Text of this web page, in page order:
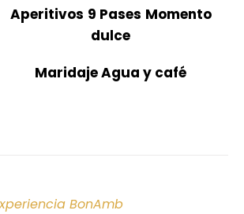
Aperitivos 9 Pases Momento
dulce
Maridaje Agua y café
BonAmb